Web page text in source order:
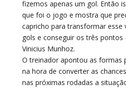
fizemos apenas um gol. Então
que foi o jogo e mostra que
capricho para transformar esse
gols e conseguir os três pontos
Vinicius Munhoz.
O treinador apontou as formas
na hora de converter as
nas próximas rodadas a